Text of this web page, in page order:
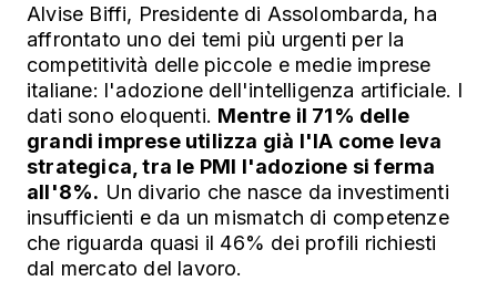
Alvise Biffi, Presidente di Assolombarda, ha
affrontato uno dei temi più urgenti per la
competitività delle piccole e medie imprese
italiane: l'adozione dell'intelligenza artificiale. I
dati sono eloquenti. Mentre il 71% delle
grandi imprese utilizza già l'IA come leva
strategica, tra le PMI l'adozione si ferma
all'8%. Un divario che nasce da investimenti
insufficienti e da un mismatch di competenze
che riguarda quasi il 46% dei profili richiesti
dal mercato del lavoro.